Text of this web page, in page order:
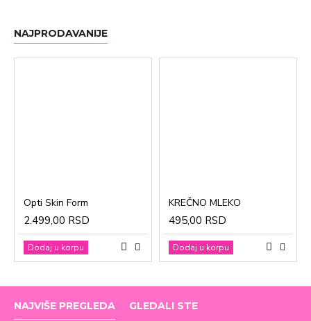
NAJPRODAVANIJE
Opti Skin Form
2.499,00 RSD
Dodaj u korpu
KREČNO MLEKO
495,00 RSD
Dodaj u korpu
NAJVIŠE PREGLEDA GLEDALI STE